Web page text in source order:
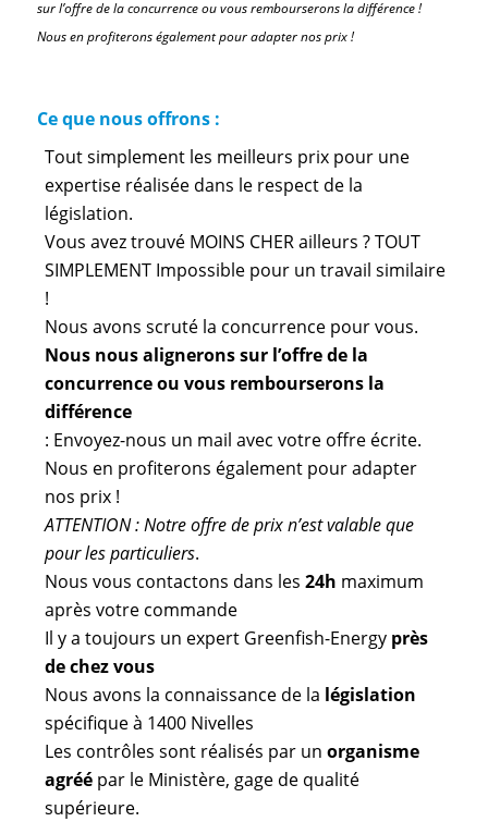
sur l’offre de la concurrence ou vous rembourserons la différence !
Nous en profiterons également pour adapter nos prix !
Ce que nous offrons :
Tout simplement les meilleurs prix pour une
expertise réalisée dans le respect de la
législation.
Vous avez trouvé MOINS CHER ailleurs ? TOUT
SIMPLEMENT Impossible pour un travail similaire
!
Nous avons scruté la concurrence pour vous.
Nous nous alignerons sur l’offre de la
concurrence ou vous rembourserons la
différence
: Envoyez-nous un mail avec votre offre écrite.
Nous en profiterons également pour adapter
nos prix !
ATTENTION : Notre offre de prix n’est valable que
pour les particuliers.
Nous vous contactons dans les 24h maximum
après votre commande
Il y a toujours un expert Greenfish-Energy près
de chez vous
Nous avons la connaissance de la législation
spécifique à 1400 Nivelles
Les contrôles sont réalisés par un organisme
agréépar le Ministère, gage de qualité
supérieure.